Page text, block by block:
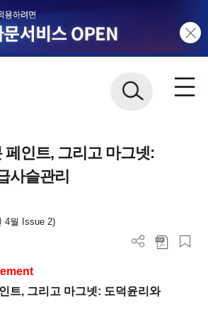
페인트, 그리고 마그넷:
사슬관리
4월 Issue 2)
트, 그리고 마그넷: 도덕윤리와